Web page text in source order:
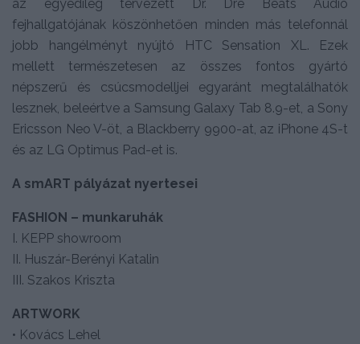
az egyedileg tervezett Dr. Dre Beats Audio
fejhallgatójának köszönhetően minden más telefonnál
jobb hangélményt nyújtó HTC Sensation XL. Ezek
mellett természetesen az összes fontos gyártó
népszerű és csúcsmodelljei egyaránt megtalálhatók
lesznek, beleértve a Samsung Galaxy Tab 8.9-et, a Sony
Ericsson Neo V-öt, a Blackberry 9900-at, az iPhone 4S-t
és az LG Optimus Pad-et is.
A smART pályázat nyertesei
FASHION – munkaruhák
I. KEPP showroom
II. Huszár-Berényi Katalin
III. Szakos Kriszta
ARTWORK
• Kovács Lehel